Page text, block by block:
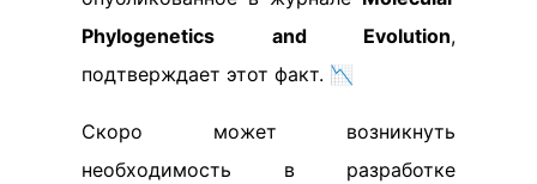
Phylogenetics and Evolution,
подтверждает этот факт. 📉
Скоро может возникнуть
необходимость в разработке